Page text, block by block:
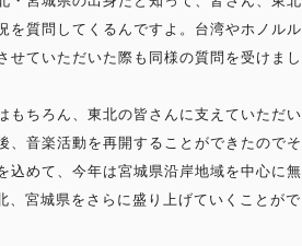
を質問してくるんですよ。台湾やホノルル
せていただいた際も同様の質問を受けまし
もちろん、東北の皆さんに支えていただい
、音楽活動を再開することができたのでそ
込めて、今年は宮城県沿岸地域を中心に無
宮城県をさらに盛り上げていくことがで